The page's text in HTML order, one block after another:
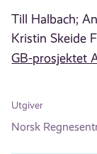
Till Halbach;
Kristin Skeide
GB-prosjektet
Utgiver
Norsk